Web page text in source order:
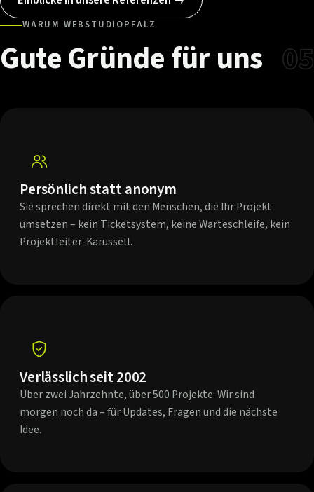
WARUM WEBSTUDIOPFALZ
GuteGründefüruns 05
Persönlich statt anonym
Sie sprechen direkt mit den Menschen, die Ihr Projekt
umsetzen – kein Ticketsystem, keine Warteschleife, kein
Projektleiter-Karussell.
Verlässlich seit 2002
Über zwei Jahrzehnte, über 500 Projekte: Wir sind
morgen noch da – für Updates, Fragen und die nächste
Idee.